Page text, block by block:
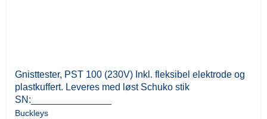
Gnisttester, PST 100 (230V) Inkl. fleksibel elektrode og
plastkuffert. Leveres med løst Schuko stik
SN:_______________
Buckleys